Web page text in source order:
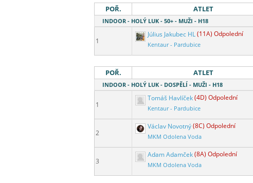
POŘ. ATLET
INDOOR - HOLÝ LUK - 50+ - MUŽI - H18
1
Július Jakubec HL(11A) Odpolední
Kentaur - Pardubice
POŘ. ATLET
INDOOR - HOLÝ LUK - DOSPĚLÍ - MUŽI - H18
1
Tomáš Havlíček(4D) Odpolední
Kentaur - Pardubice
2
Václav Novotný(8C) Odpolední
MKM Odolena Voda
3
Adam Adamček(8A) Odpolední
MKM Odolena Voda